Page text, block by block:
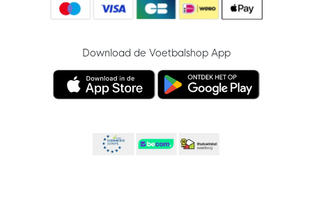
Download de Voetbalshop App